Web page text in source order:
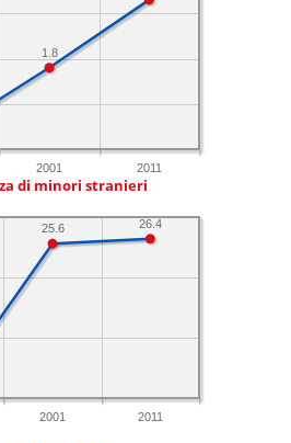
2001 2011
1.8
di minori stranieri
2001 2011
26.4
25.6